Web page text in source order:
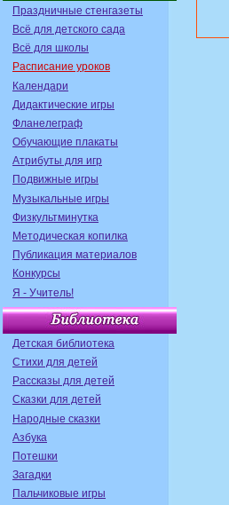
Праздничные стенгазеты
Всё для детского сада
Всё для школы
Расписание уроков
Календари
Дидактические игры
Фланелеграф
Обучающие плакаты
Атрибуты для игр
Подвижные игры
Музыкальные игры
Физкультминутка
Методическая копилка
Публикация материалов
Конкурсы
Я - Учитель!
Детская библиотека
Стихи для детей
Рассказы для детей
Сказки для детей
Народные сказки
Азбука
Потешки
Загадки
Пальчиковые игры